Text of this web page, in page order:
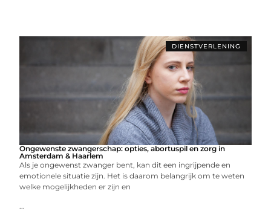
DIENSTVERLENING
Ongewenste zwangerschap: opties, abortuspil en zorg in
Amsterdam & Haarlem
Als je ongewenst zwanger bent, kan dit een ingrijpende en
emotionele situatie zijn. Het is daarom belangrijk om te weten
welke mogelijkheden er zijn en
...